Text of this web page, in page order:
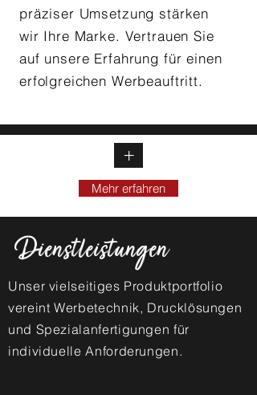
präziser Umsetzung stärken
wir Ihre Marke. Vertrauen Sie
auf unsere Erfahrung für einen
erfolgreichen Werbeauftritt.
+
Mehr erfahren
Dienstleistungen
Unser vielseitiges Produktportfolio
vereint Werbetechnik, Drucklösungen
und Spezialanfertigungen für
individuelle Anforderungen.